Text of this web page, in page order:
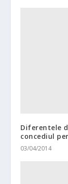
Diferentele
concediul
03/04/2014